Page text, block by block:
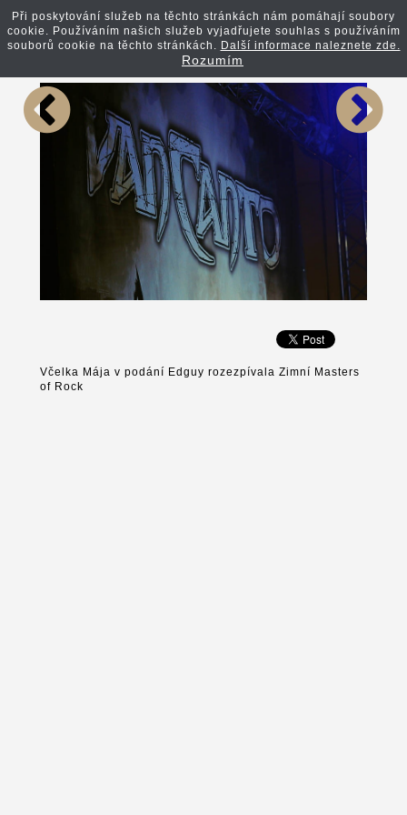
Zpět na článek
Včelka Mája v podání Edguy rozezpívala Zimní Masters
of Rock
Při poskytování služeb na těchto stránkách nám pomáhají soubory
cookie. Používáním našich služeb vyjadřujete souhlas s používáním
souborů cookie na těchto stránkách. Další informace naleznete zde.
Rozumím